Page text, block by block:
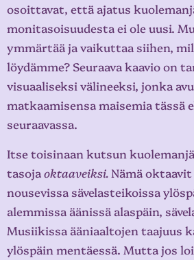
osoittavat, että ajatus
monitasoisuudesta ei ole uusi.
ymmärtää ja vaikuttaa siihen,
löydämme? Seuraava kaavio on
visuaaliseksi välineeksi, jonka
matkaamisensa maisemia tässä
seuraavassa.
Itse toisinaan kutsun
tasojaoktaaveiksi. Nämä
nousevissa sävelasteikoissa
alemmissa äänissä alaspäin,
Musiikissa ääniaaltojen taajuus
ylöspäin mentäessä. Mutta jos